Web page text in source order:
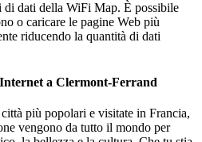
dati della WiFi Map. È possibile
o caricare le pagine Web più
riducendo la quantità di dati
Internet a Clermont-Ferrand
più popolari e visitate in Francia,
vengono da tutto il mondo per